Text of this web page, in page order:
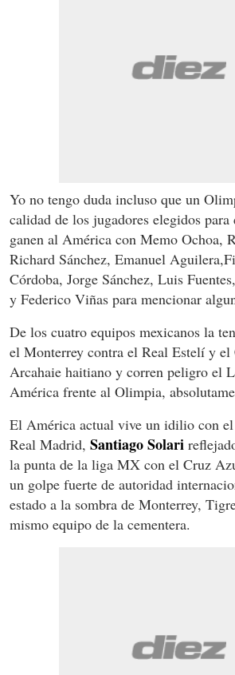
Yo no tengo duda incluso que un
calidad de los jugadores elegidos
ganen al América con Memo Ochoa,
Richard Sánchez, Emanuel
Córdoba, Jorge Sánchez, Luis
y Federico Viñas para mencionar
De los cuatro equipos mexicanos la
el Monterrey contra el Real Estelí y
Arcahaie haitiano y corren peligro el
América frente al Olimpia,
El América actual vive un idilio con el
Real Madrid, Santiago Solari
la punta de la liga MX con el Cruz
un golpe fuerte de autoridad
estado a la sombra de Monterrey,
mismo equipo de la cementera.